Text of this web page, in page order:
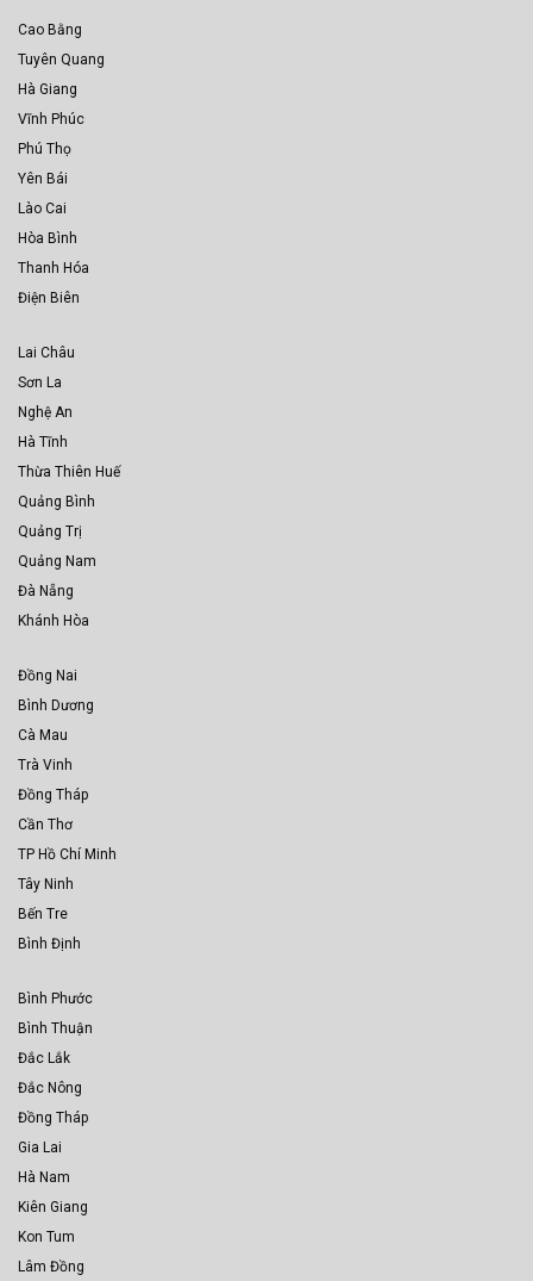
Cao Bằng
Tuyên Quang
Hà Giang
Vĩnh Phúc
Phú Thọ
Yên Bái
Lào Cai
Hòa Bình
Thanh Hóa
Điện Biên
Lai Châu
Sơn La
Nghệ An
Hà Tĩnh
Thừa Thiên Huế
Quảng Bình
Quảng Trị
Quảng Nam
Đà Nẵng
Khánh Hòa
Đồng Nai
Bình Dương
Cà Mau
Trà Vinh
Đồng Tháp
Cần Thơ
TP Hồ Chí Minh
Tây Ninh
Bến Tre
Bình Định
Bình Phước
Bình Thuận
Đắc Lắk
Đắc Nông
Đồng Tháp
Gia Lai
Hà Nam
Kiên Giang
Kon Tum
Lâm Đồng